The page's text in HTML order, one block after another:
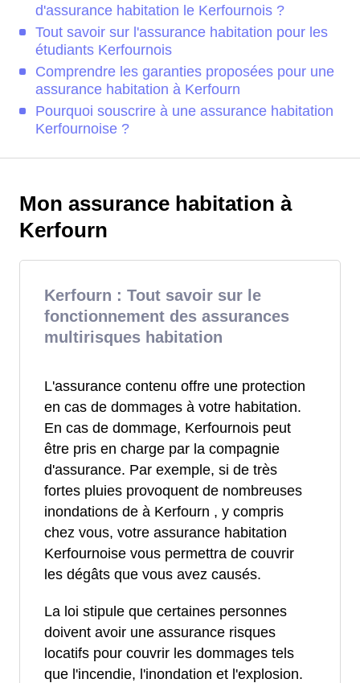
d'assurance habitation le Kerfournois ?
Tout savoir sur l'assurance habitation pour les
étudiants Kerfournois
Comprendre les garanties proposées pour une
assurance habitation à Kerfourn
Pourquoi souscrire à une assurance habitation
Kerfournoise ?
Mon assurance habitation à
Kerfourn
Kerfourn : Tout savoir sur le
fonctionnement des assurances
multirisques habitation
L'assurance contenu offre une protection
en cas de dommages à votre habitation.
En cas de dommage, Kerfournois peut
être pris en charge par la compagnie
d'assurance. Par exemple, si de très
fortes pluies provoquent de nombreuses
inondations de à Kerfourn , y compris
chez vous, votre assurance habitation
Kerfournoise vous permettra de couvrir
les dégâts que vous avez causés.
La loi stipule que certaines personnes
doivent avoir une assurance risques
locatifs pour couvrir les dommages tels
que l'incendie, l'inondation et l'explosion.